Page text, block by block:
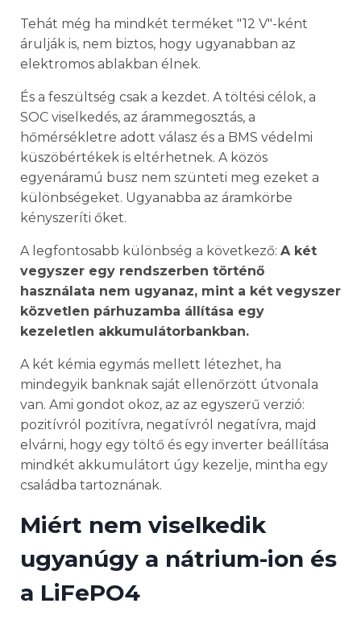
Tehát még ha mindkét terméket "12 V"-ként
árulják is, nem biztos, hogy ugyanabban az
elektromos ablakban élnek.
És a feszültség csak a kezdet. A töltési célok, a
SOC viselkedés, az árammegosztás, a
hőmérsékletre adott válasz és a BMS védelmi
küszöbértékek is eltérhetnek. A közös
egyenáramú busz nem szünteti meg ezeket a
különbségeket. Ugyanabba az áramkörbe
kényszeríti őket.
A legfontosabb különbség a következő: A két
vegyszer egy rendszerben történő
használata nem ugyanaz, mint a két vegyszer
közvetlen párhuzamba állítása egy
kezeletlen akkumulátorbankban.
A két kémia egymás mellett létezhet, ha
mindegyik banknak saját ellenőrzött útvonala
van. Ami gondot okoz, az az egyszerű verzió:
pozitívról pozitívra, negatívról negatívra, majd
elvárni, hogy egy töltő és egy inverter beállítása
mindkét akkumulátort úgy kezelje, mintha egy
családba tartoznának.
Miért nem viselkedik
ugyanúgy a nátrium-ion és
a LiFePO4